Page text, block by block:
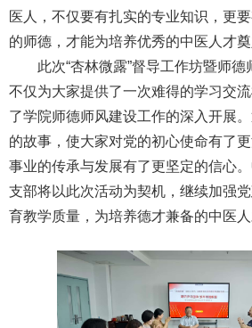
医人，不仅要有扎实的专业知识，更
的师德，才能为培养优秀的中医人才奠
此次“杏林微露”督导工作坊暨师德
不仅为大家提供了一次难得的学习交
了学院师德师风建设工作的深入开展
的故事，使大家对党的初心使命有了
事业的传承与发展有了更坚定的信心
支部将以此次活动为契机，继续加强
育教学质量，为培养德才兼备的中医人